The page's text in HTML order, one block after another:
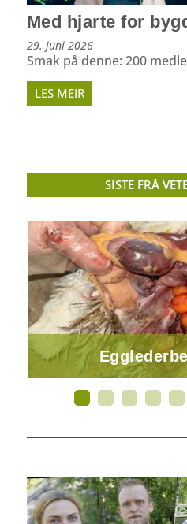
Med hjarte for
29. juni 2026
Smak på denne: 200
LES MEIR
SISTE FRÅ